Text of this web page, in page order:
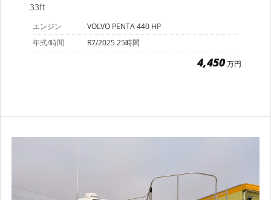
33ft
エンジン
VOLVO PENTA 440 HP
年式/時間
R7/2025 25時間
4,450万円